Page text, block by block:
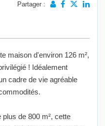
Partager :
maison d'environ 126 m²,
! Idéalement
cadre de vie agréable
plus de 800 m², cette